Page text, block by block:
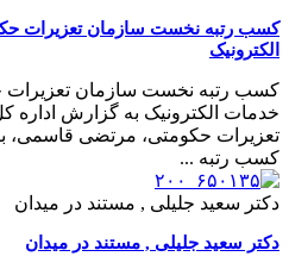
کسب رتبه نخست سازمان تعزیرات
الکترونیک
کسب رتبه نخست سازمان تعزیرات
خدمات الکترونیک به گزارش
تعزیرات حکومتی، مرتضی قاسمی،
کسب رتبه ...
دکتر سعید جلیلی , مستند در میدان
دکتر سعید جلیلی , مستند در میدان